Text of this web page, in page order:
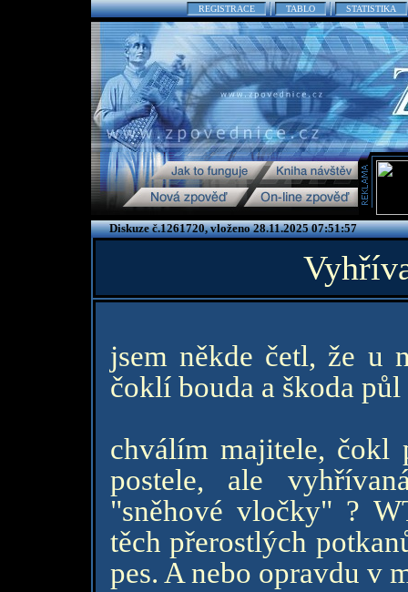
REGISTRACE TABLO STATISTIKA
Diskuze č.1261720, vloženo 28.11.2025 07:51:57
jsem někde četl, že u
čoklí bouda a škoda
chválím majitele, čokl
postele, ale
"sněhové vločky" ?
těch přerostlých
pes. A nebo opravdu v